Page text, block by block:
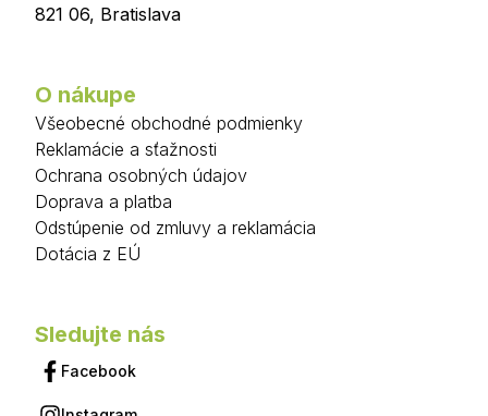
821 06, Bratislava
O nákupe
Všeobecné obchodné podmienky
Reklamácie a sťažnosti
Ochrana osobných údajov
Doprava a platba
Odstúpenie od zmluvy a reklamácia
Dotácia z EÚ
Sledujte nás
Facebook